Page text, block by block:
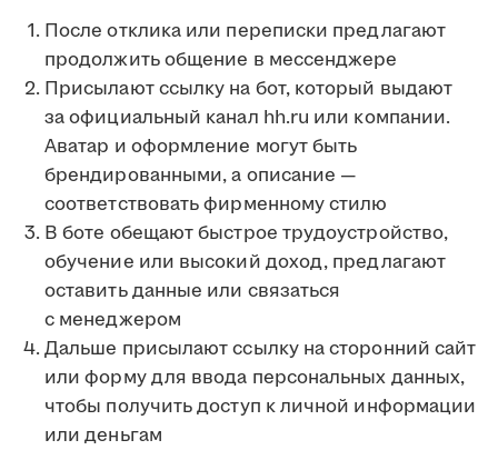
После отклика или переписки предлагают
продолжить общение в мессенджере
Присылают ссылку на бот, который выдают
за официальный канал hh.ru или компании.
Аватар и оформление могут быть
брендированными, а описание —
соответствовать фирменному стилю
В боте обещают быстрое трудоустройство,
обучение или высокий доход, предлагают
оставить данные или связаться
с менеджером
Дальше присылают ссылку на сторонний сайт
или форму для ввода персональных данных,
чтобы получить доступ к личной информации
или деньгам